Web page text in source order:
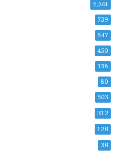
2,201
739
547
450
138
80
503
312
128
38